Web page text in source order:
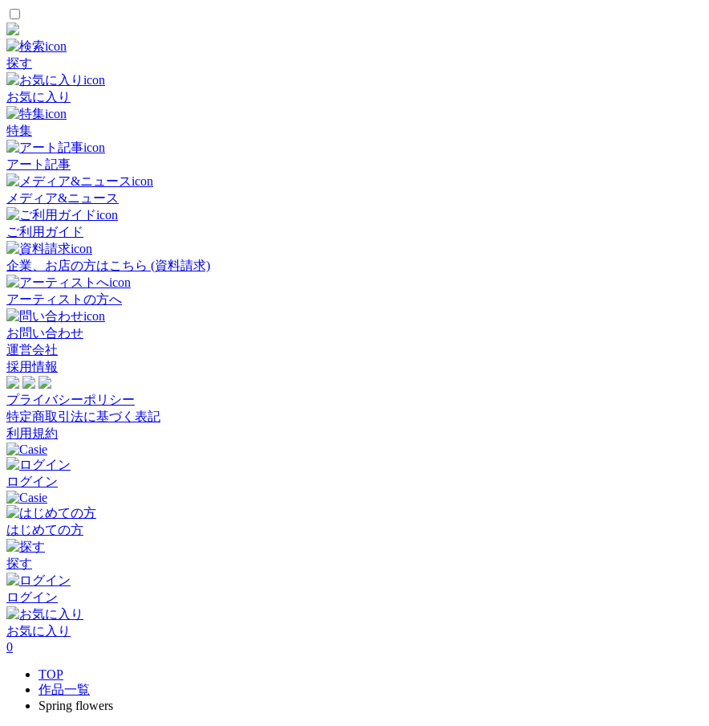
探す
お気に入り
特集
アート記事
メディア&ニュース
ご利用ガイド
企業、お店の方はこちら (資料請求)
アーティストの方へ
お問い合わせ
運営会社
採用情報
プライバシーポリシー
特定商取引法に基づく表記
利用規約
ログイン
はじめての方
探す
ログイン
お気に入り
0
TOP
作品一覧
Spring flowers